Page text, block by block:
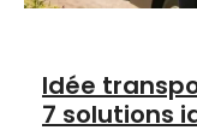
Idée
7 solutions